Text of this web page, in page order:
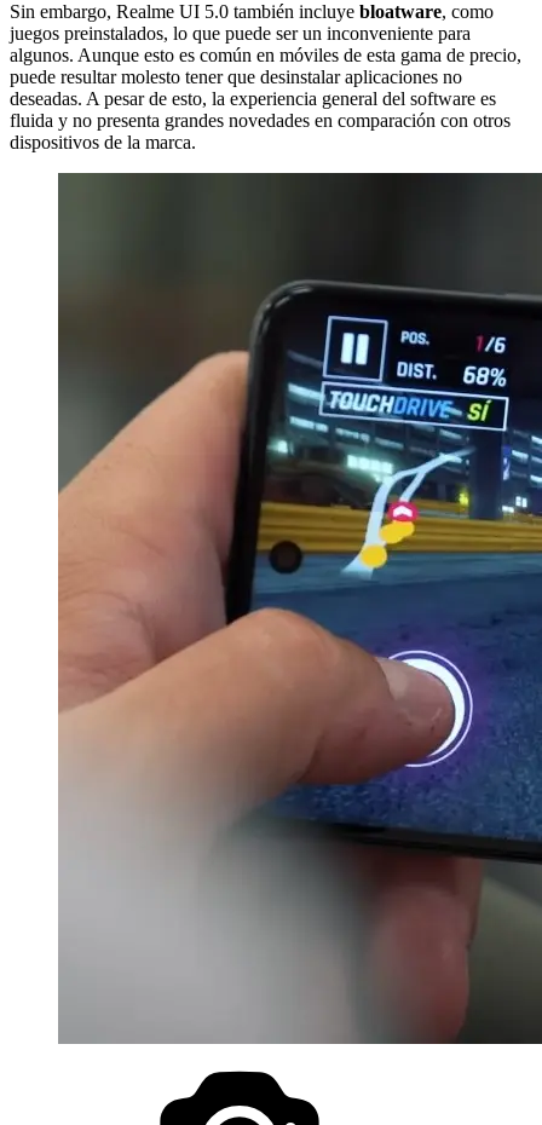
Sin embargo, Realme UI 5.0 también incluye bloatware, como
juegos preinstalados, lo que puede ser un inconveniente para
algunos. Aunque esto es común en móviles de esta gama de precio,
puede resultar molesto tener que desinstalar aplicaciones no
deseadas. A pesar de esto, la experiencia general del software es
fluida y no presenta grandes novedades en comparación con otros
dispositivos de la marca.